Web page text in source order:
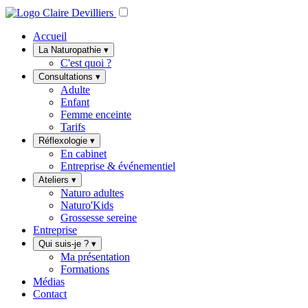
Accueil
La Naturopathie ▾
C'est quoi ?
Consultations ▾
Adulte
Enfant
Femme enceinte
Tarifs
Réflexologie ▾
En cabinet
Entreprise & événementiel
Ateliers ▾
Naturo adultes
Naturo'Kids
Grossesse sereine
Entreprise
Qui suis-je ? ▾
Ma présentation
Formations
Médias
Contact